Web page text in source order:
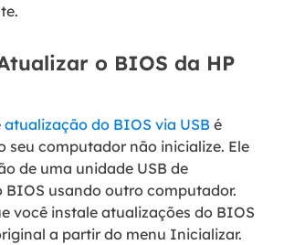
o BIOS da HP
atualização do BIOS via USB é
seu computador não inicialize. Ele
de uma unidade USB de
BIOS usando outro computador.
você instale atualizações do BIOS
a partir do menu Inicializar.